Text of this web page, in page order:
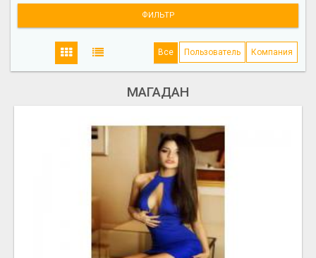
ФИЛЬТР
Все Пользователь Компания
МАГАДАН